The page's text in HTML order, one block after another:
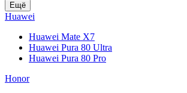
Ещё
Huawei
Huawei Mate X7
Huawei Pura 80 Ultra
Huawei Pura 80 Pro
Honor